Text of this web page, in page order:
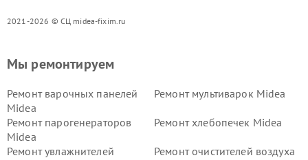
2021-2026 © СЦ midea-fixim.ru
Мы ремонтируем
Ремонт варочных панелей
Midea
Ремонт мультиварок Midea
Ремонт парогенераторов
Midea
Ремонт хлебопечек Midea
Ремонт увлажнителей
Ремонт очистителей воздуха